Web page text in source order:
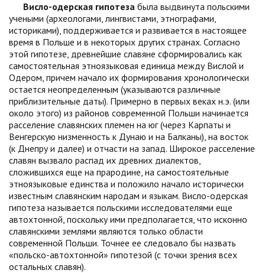
Висло-одерская гипотеза была выдвинута польскими
учеными (археологами, лингвистами, этнографами,
историками), поддерживается и развивается в настоящее
время в Польше и в некоторых других странах. Согласно
этой гипотезе, древнейшие славяне сформировались как
самостоятельная этноязыковая единица между Вислой и
Одером, причем начало их формирования хронологически
остается неопределенным (указываются различные
приблизительные даты). Примерно в первых веках н.э. (или
около этого) из районов современной Польши начинается
расселение славянских племен на юг (через Карпаты и
Венгерскую низменность к Дунаю и на Балканы), на восток
(к Днепру и далее) и отчасти на запад. Широкое расселение
славян вызвало распад их древних диалектов,
сложившихся еще на прародине, на самостоятельные
этноязыковые единства и положило начало исторически
известным славянским народам и языкам. Висло-одерская
гипотеза называется польскими исследователями еще
автохтонной, поскольку ими предполагается, что исконно
славянскими землями являются только области
современной Польши. Точнее ее следовало бы назвать
«польско-автохтонной» гипотезой (с точки зрения всех
остальных славян).